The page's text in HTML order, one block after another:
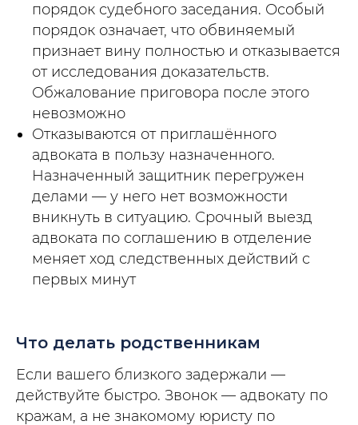
порядок судебного заседания. Особый
порядок означает, что обвиняемый
признает вину полностью и отказывается
от исследования доказательств.
Обжалование приговора после этого
невозможно
Отказываются от приглашённого
адвоката в пользу назначенного.
Назначенный защитник перегружен
делами — у него нет возможности
вникнуть в ситуацию. Срочный выезд
адвоката по соглашению в отделение
меняет ход следственных действий с
первых минут
Что делать родственникам
Если вашего близкого задержали —
действуйте быстро. Звонок — адвокату по
кражам, а не знакомому юристу по